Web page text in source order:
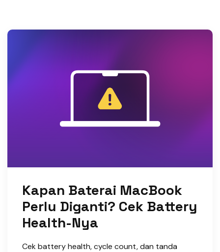
Kapan Baterai MacBook
Perlu Diganti? Cek Battery
Health-Nya
Cek battery health, cycle count, dan tanda